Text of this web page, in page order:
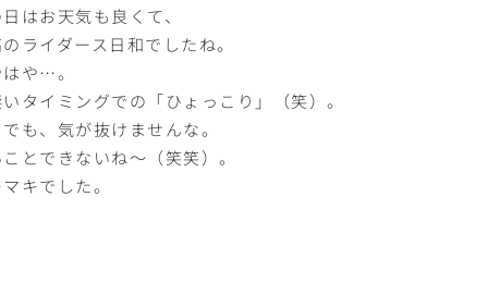
はお天気も良くて、
ライダース日和でしたね。
や…。
タイミングでの「ひょっこり」（笑）。
も、気が抜けませんな。
とできないね～（笑笑）。
キでした。